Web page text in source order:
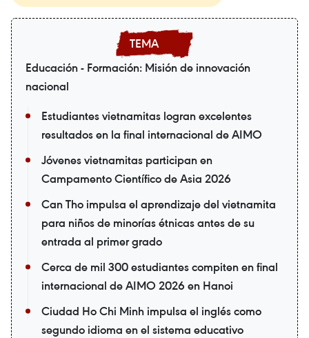
Educación - Formación: Misión de innovación
nacional
Estudiantes vietnamitas logran excelentes
resultados en la final internacional de AIMO
Jóvenes vietnamitas participan en
Campamento Científico de Asia 2026
Can Tho impulsa el aprendizaje del vietnamita
para niños de minorías étnicas antes de su
entrada al primer grado
Cerca de mil 300 estudiantes compiten en final
internacional de AIMO 2026 en Hanoi
Ciudad Ho Chi Minh impulsa el inglés como
segundo idioma en el sistema educativo